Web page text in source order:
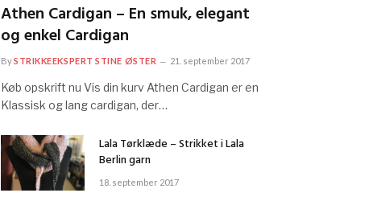
Athen Cardigan – En smuk, elegant
og enkel Cardigan
BySTRIKKEEKSPERT STINE ØSTER 21. september 2017
Køb opskrift nu Vis din kurv Athen Cardigan er en
Klassisk og lang cardigan, der…
Lala Tørklæde – Strikket i Lala
Berlin garn
18. september 2017